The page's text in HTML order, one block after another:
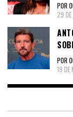
POR
29
POR
19 DE